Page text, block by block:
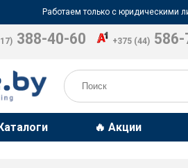
Работаем только с юридическими
388-40-60 +375 (44)
🔥 Акции